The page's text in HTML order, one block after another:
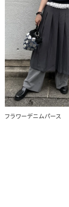
フラワーデニムパース